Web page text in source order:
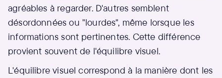
agréables à regarder. D'autres semblent
désordonnées ou "lourdes", même lorsque les
informations sont pertinentes. Cette différence
provient souvent de l'équilibre visuel.
L'équilibre visuel correspond à la manière dont les